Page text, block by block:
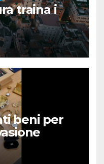
traina i
beni per